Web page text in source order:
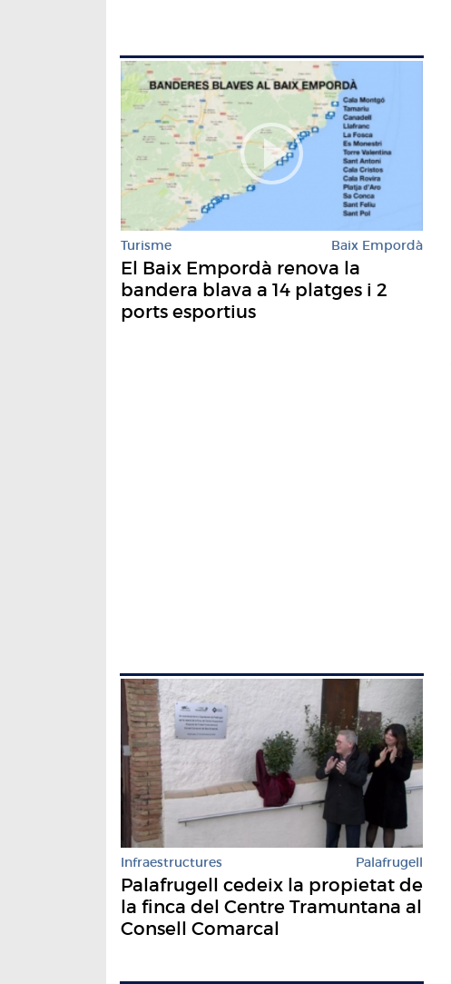
Turisme Baix Empordà
El Baix Empordà renova la
bandera blava a 14 platges i 2
ports esportius
Infraestructures Palafrugell
Palafrugell cedeix la propietat de
la finca del Centre Tramuntana al
Consell Comarcal